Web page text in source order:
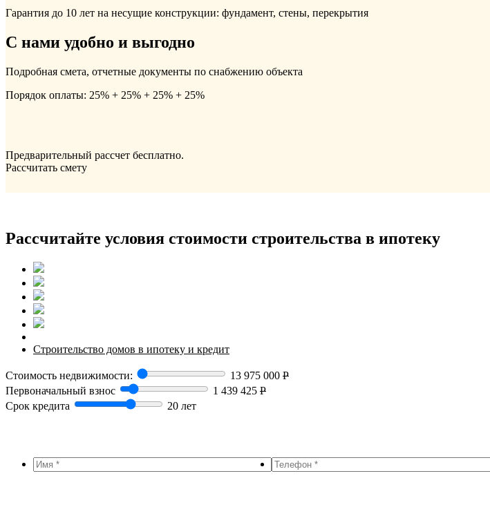
Гарантия до 10 лет на несущие конструкции: фундамент, стены, перекрытия
С нами удобно и выгодно
Подробная смета, отчетные документы по снабжению объекта
Порядок оплаты: 25% + 25% + 25% + 25%
Предварительный рассчет бесплатно.
Рассчитать смету
Рассчитайте условия стоимости строительства в ипотеку
Строительство домов в ипотеку и кредит
Стоимость недвижимости: 13 975 000 Р
Первоначальный взнос
1 439 425 Р
Срок кредита
20 лет